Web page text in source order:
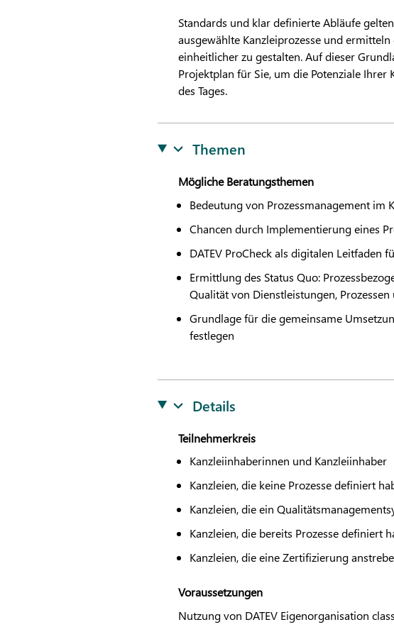
Standards und klar definierte Abläufe
ausgewählte Kanzleiprozesse und
einheitlicher zu gestalten. Auf dieser
Projektplan für Sie, um die Potenziale
des Tages.
Themen
Mögliche Beratungsthemen
Bedeutung von Prozessmanagement im
Chancen durch Implementierung eines
DATEVProCheck als digitalen Leitfaden
Ermittlung des Status Quo:
Qualität von Dienstleistungen,
Grundlage für die gemeinsame
festlegen
Details
Teilnehmerkreis
Kanzleiinhaberinnen und Kanzleiinhaber
Kanzleien, die keine Prozesse definiert
Kanzleien, die ein
Kanzleien, die bereits Prozesse definiert
Kanzleien, die eine Zertifizierung
Voraussetzungen
Nutzung von DATEVEigenorganisation